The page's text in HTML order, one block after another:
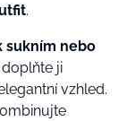
.
sukním nebo
ji
vzhled.